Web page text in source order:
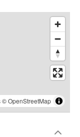
©OpenStreetMap